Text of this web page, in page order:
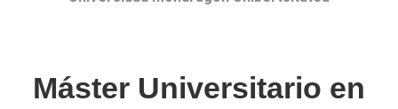
Máster Universitario en